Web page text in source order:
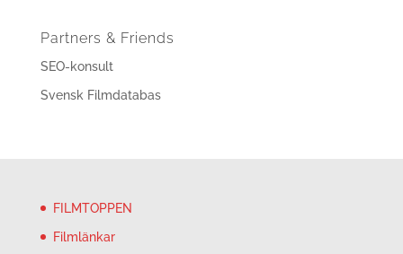
Partners & Friends
SEO-konsult
Svensk Filmdatabas
FILMTOPPEN
Filmlänkar